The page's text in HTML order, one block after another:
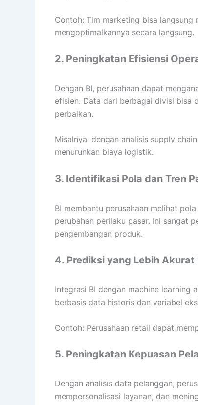
Contoh: Tim marketing bisa
mengoptimalkannya secara langsung.
2. Peningkatan Efisiensi
Dengan BI, perusahaan dapat
efisien. Data dari berbagai divisi bisa
perbaikan.
Misalnya, dengan analisis supply
menurunkan biaya logistik.
3. Identifikasi Pola dan Tren
BI membantu perusahaan melihat
perubahan perilaku pasar. Ini sangat
pengembangan produk.
4. Prediksi yang Lebih
Integrasi BI dengan machine learning
berbasis data historis dan variabel
Contoh: Perusahaan retail dapat
5. Peningkatan Kepuasan
Dengan analisis data pelanggan,
mempersonalisasi layanan, dan